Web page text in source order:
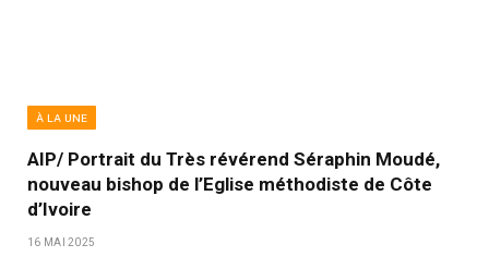
À LA UNE
AIP/ Portrait du Très révérend Séraphin Moudé,
nouveau bishop de l’Eglise méthodiste de Côte
d’Ivoire
16 MAI 2025